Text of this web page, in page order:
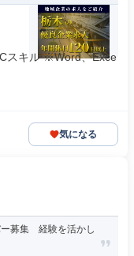
スキル ※Word、Exce
気になる
募集 経験を活かし